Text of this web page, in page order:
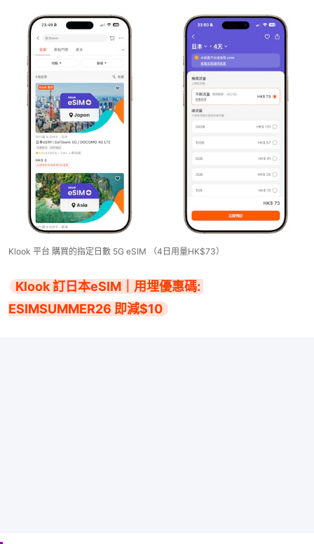
Klook 平台 購買的指定日數 5G eSIM （4日用量HK$73）
Klook 訂日本eSIM｜用埋優惠碼:
ESIMSUMMER26 即減$10